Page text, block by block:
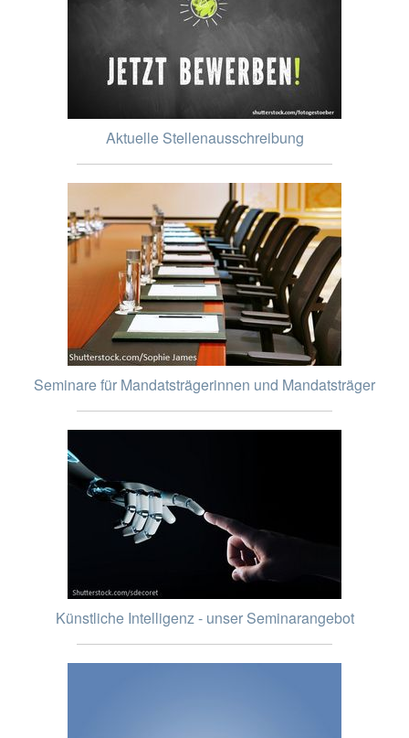
Aktuelle Stellenausschreibung
Seminare für Mandatsträgerinnen und Mandatsträger
Künstliche Intelligenz - unser Seminarangebot